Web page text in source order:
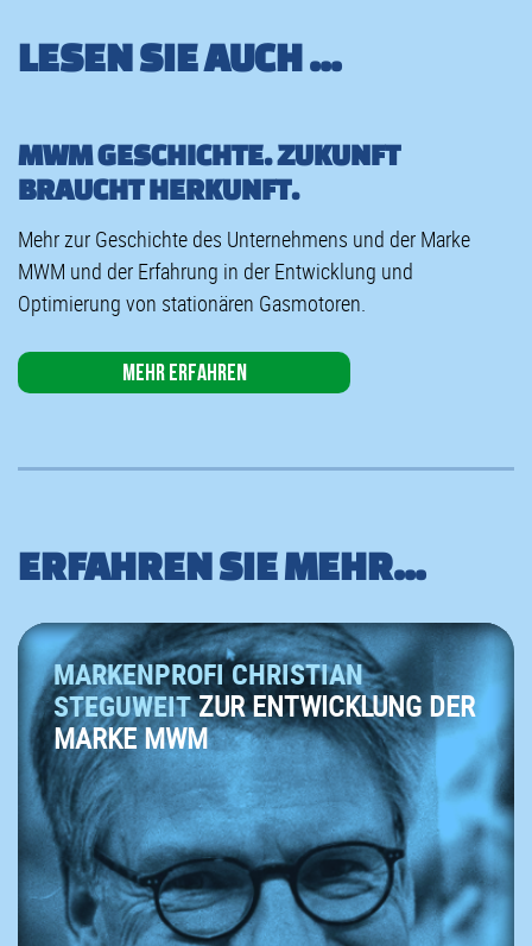
LESEN SIE AUCH ...
MWM GESCHICHTE. ZUKUNFT
BRAUCHT HERKUNFT.
Mehr zur Geschichte des Unternehmens und der Marke
MWM und der Erfahrung in der Entwicklung und
Optimierung von stationären Gasmotoren.
Mehr erfahren
ERFAHREN SIE MEHR...
MARKENPROFI CHRISTIAN
STEGUWEITZUR ENTWICKLUNG DER
MARKE MWM